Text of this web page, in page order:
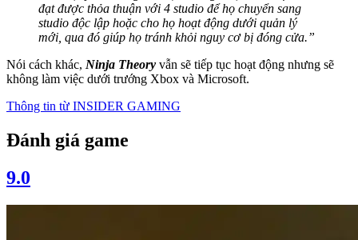
đạt được thỏa thuận với 4 studio để họ chuyển sang
studio độc lập hoặc cho họ hoạt động dưới quản lý
mới, qua đó giúp họ tránh khỏi nguy cơ bị đóng cửa.”
Nói cách khác, Ninja Theory vẫn sẽ tiếp tục hoạt động nhưng sẽ
không làm việc dưới trướng Xbox và Microsoft.
Thông tin từ INSIDER GAMING
Đánh giá game
9.0